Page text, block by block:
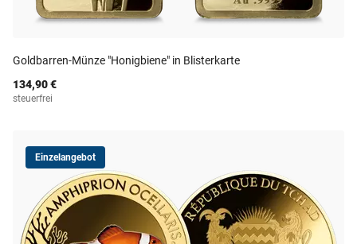
Goldbarren-Münze "Honigbiene" in Blisterkarte
134,90 €
steuerfrei
Einzelangebot